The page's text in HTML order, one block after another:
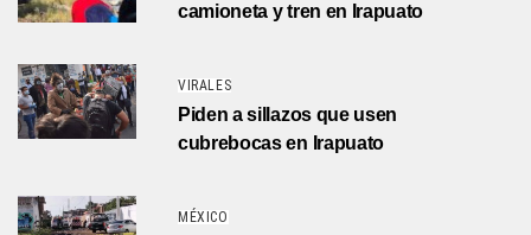
camioneta y tren en Irapuato
VIRALES
Piden a sillazos que usen
cubrebocas en Irapuato
MÉXICO